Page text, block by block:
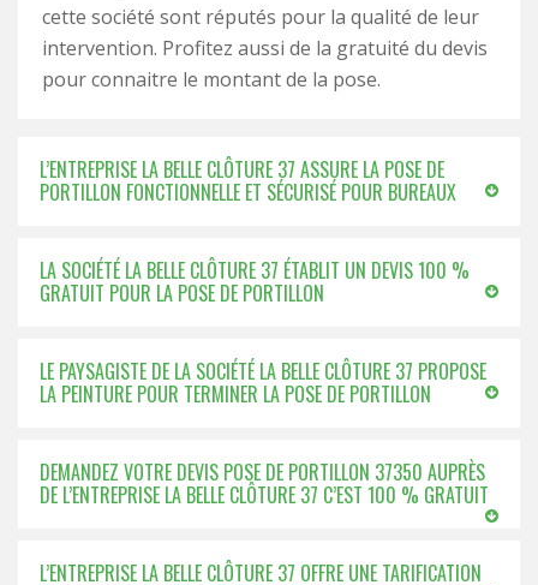
cette société sont réputés pour la qualité de leur
intervention. Profitez aussi de la gratuité du devis
pour connaitre le montant de la pose.
L’ENTREPRISE LA BELLE CLÔTURE 37 ASSURE LA POSE DE
PORTILLON FONCTIONNELLE ET SÉCURISÉ POUR BUREAUX
LA SOCIÉTÉ LA BELLE CLÔTURE 37 ÉTABLIT UN DEVIS 100 %
GRATUIT POUR LA POSE DE PORTILLON
LE PAYSAGISTE DE LA SOCIÉTÉ LA BELLE CLÔTURE 37 PROPOSE
LA PEINTURE POUR TERMINER LA POSE DE PORTILLON
DEMANDEZ VOTRE DEVIS POSE DE PORTILLON 37350 AUPRÈS
DE L’ENTREPRISE LA BELLE CLÔTURE 37 C’EST 100 % GRATUIT
L’ENTREPRISE LA BELLE CLÔTURE 37 OFFRE UNE TARIFICATION